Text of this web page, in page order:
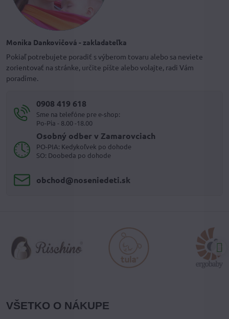
Monika Dankovičová - zakladateľka
Pokiaľ potrebujete poradiť s výberom tovaru alebo sa neviete
zorientovať na stránke, určite píšte alebo volajte, radi Vám
poradíme.
0908 419 618
Sme na telefóne pre e-shop:
Po-Pia - 8.00 -18.00
Osobný odber v Zamarovciach
PO-PIA: Kedykoľvek po dohode
SO: Doobeda po dohode
obchod​@noseniedeti​.sk
VŠETKO O NÁKUPE